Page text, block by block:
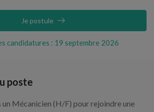
candidatures : 19 septembre 2026
Je postule
poste
un Mécanicien (H/F) pour rejoindre une